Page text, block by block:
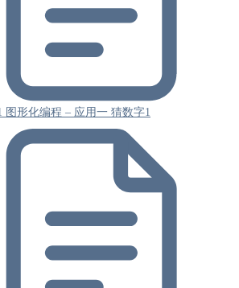
图形化编程 – 应用一 猜数字1